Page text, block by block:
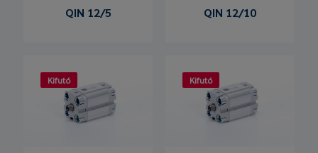
QIN 12/5 QIN 12/10
Kifutó Kifutó